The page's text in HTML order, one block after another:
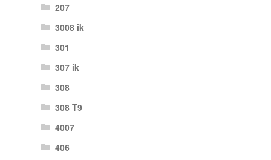
207
3008 ik
301
307 ik
308
308 T9
4007
406